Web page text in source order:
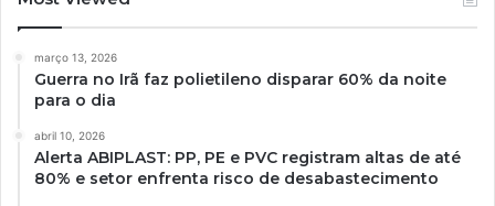
março 13, 2026
Guerra no Irã faz polietileno disparar 60% da noite
para o dia
abril 10, 2026
Alerta ABIPLAST: PP, PE e PVC registram altas de até
80% e setor enfrenta risco de desabastecimento